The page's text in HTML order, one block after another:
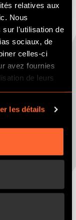
relatives aux
Nous
sur l'utilisation de
sociaux, de
celles-ci
avez fournies
de leurs
les détails